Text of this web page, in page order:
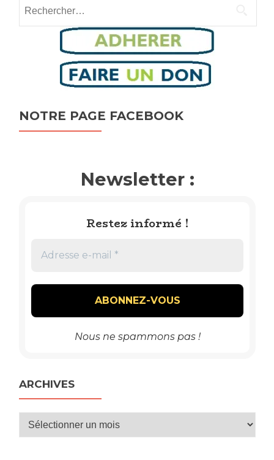
NOTRE PAGE FACEBOOK
Newsletter :
Restez informé !
Nous ne spammons pas !
ARCHIVES
Archives